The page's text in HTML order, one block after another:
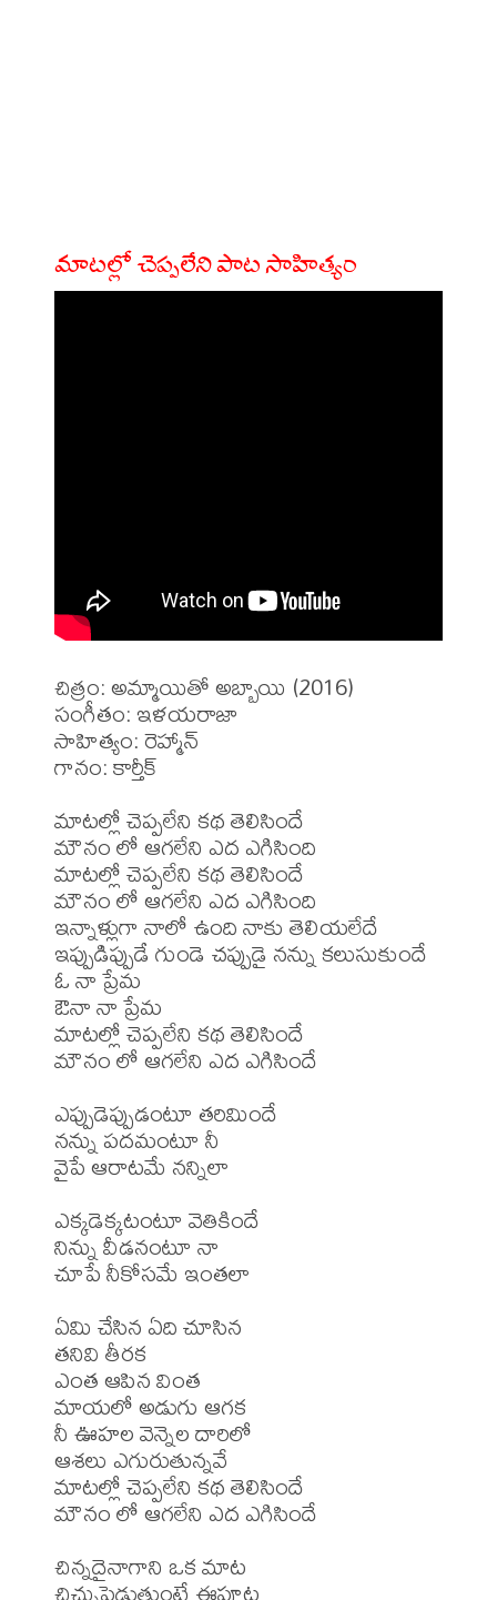
మాటల్లో చెప్పలేని పాట సాహిత్యం
చిత్రం: అమ్మాయితో అబ్బాయి (2016)
సంగీతం: ఇళయరాజా
సాహిత్యం: రెహ్మాన్
గానం: కార్తీక్
మాటల్లో చెప్పలేని కథ తెలిసిందే
మౌనం లో ఆగలేని ఎద ఎగిసింది
మాటల్లో చెప్పలేని కథ తెలిసిందే
మౌనం లో ఆగలేని ఎద ఎగిసింది
ఇన్నాళ్లుగా నాలో ఉంది నాకు తెలియలేదే
ఇప్పుడిప్పుడే గుండె చప్పుడై నన్ను కలుసుకుందే
ఓ నా ప్రేమ
ఔనా నా ప్రేమ
మాటల్లో చెప్పలేని కథ తెలిసిందే
మౌనం లో ఆగలేని ఎద ఎగిసిందే
ఎప్పుడెప్పుడంటూ తరిమిందే
నన్ను పదమంటూ నీ
వైపే ఆరాటమే నన్నిలా
ఎక్కడెక్కటంటూ వెతికిందే
నిన్ను వీడనంటూ నా
చూపే నీకోసమే ఇంతలా
ఏమి చేసిన ఏది చూసిన
తనివి తీరక
ఎంత ఆపిన వింత
మాయలో అడుగు ఆగక
నీ ఊహల వెన్నెల దారిలో
ఆశలు ఎగురుతున్నవే
మాటల్లో చెప్పలేని కథ తెలిసిందే
మౌనం లో ఆగలేని ఎద ఎగిసిందే
చిన్నదైనాగాని ఒక మాట